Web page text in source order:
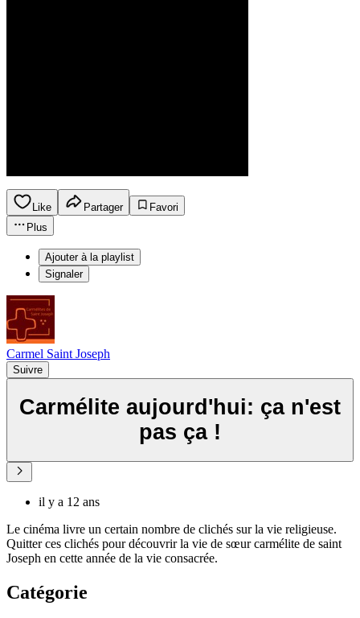
Like Partager
Favori
Plus
Ajouter à la playlist
Signaler
Carmel Saint Joseph
Suivre
Carmélite aujourd'hui: ça n'est
pas ça !
il y a 12 ans
Le cinéma livre un certain nombre de clichés sur la vie religieuse.
Quitter ces clichés pour découvrir la vie de sœur carmélite de saint
Joseph en cette année de la vie consacrée.
Catégorie